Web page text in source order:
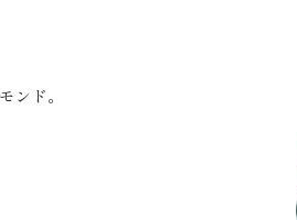
ンド。